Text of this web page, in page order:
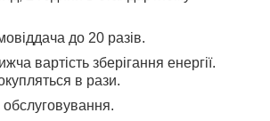
до 20 разів.
вартість зберігання енергії.
в рази.